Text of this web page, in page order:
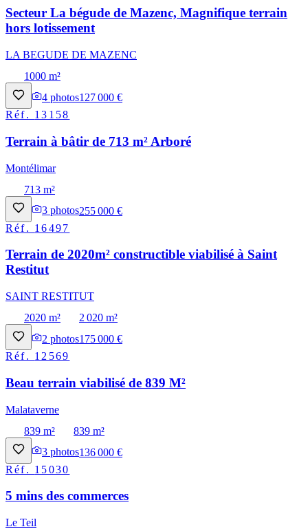
Secteur La bégude de Mazenc, Magnifique terrain
hors lotissement
LA BEGUDE DE MAZENC
1000 m²
4 photos127 000 €
Réf. 13158
Terrain à bâtir de 713 m² Arboré
Montélimar
713 m²
3 photos255 000 €
Réf. 16497
Terrain de 2020m² constructible viabilisé à Saint
Restitut
SAINT RESTITUT
2020 m²
2 020 m²
2 photos175 000 €
Réf. 12569
Beau terrain viabilisé de 839 M²
Malataverne
839 m²
839 m²
3 photos136 000 €
Réf. 15030
5 mins des commerces
Le Teil